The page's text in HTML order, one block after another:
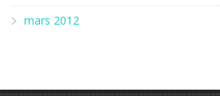
mars 2012